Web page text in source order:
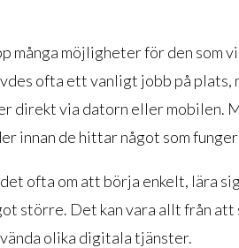
många möjligheter för den som
ofta ett vanligt jobb på plats,
direkt via datorn eller mobilen.
innan de hittar något som
ofta om att börja enkelt, lära
större. Det kan vara allt från
olika digitala tjänster.